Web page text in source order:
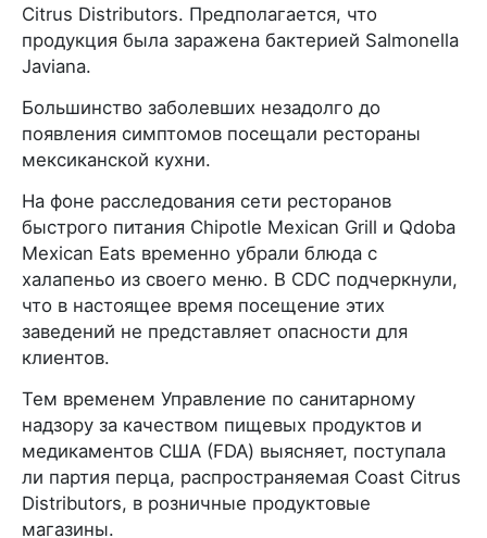
Citrus Distributors. Предполагается, что
продукция была заражена бактерией Salmonella
Javiana.
Большинство заболевших незадолго до
появления симптомов посещали рестораны
мексиканской кухни.
На фоне расследования сети ресторанов
быстрого питания Chipotle Mexican Grill и Qdoba
Mexican Eats временно убрали блюда с
халапеньо из своего меню. В CDC подчеркнули,
что в настоящее время посещение этих
заведений не представляет опасности для
клиентов.
Тем временем Управление по санитарному
надзору за качеством пищевых продуктов и
медикаментов США (FDA) выясняет, поступала
ли партия перца, распространяемая Coast Citrus
Distributors, в розничные продуктовые
магазины.